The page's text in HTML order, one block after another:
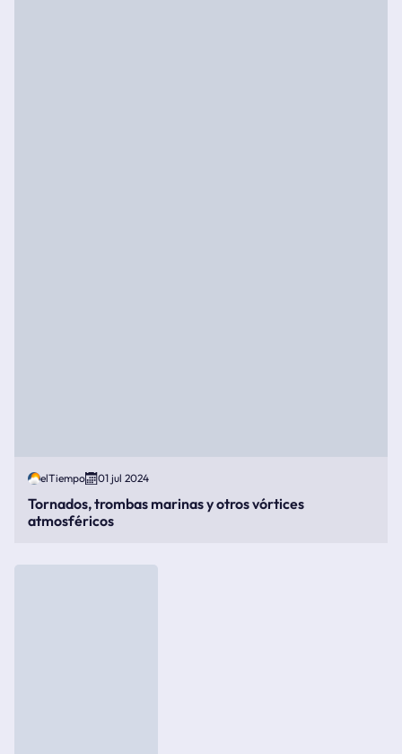
elTiempo 01 jul 2024
Tornados, trombas marinas y otros vórtices
atmosféricos